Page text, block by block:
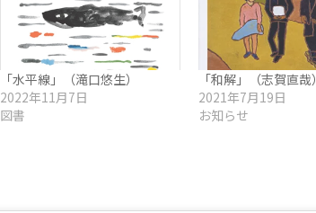
「水平線」（滝口悠生）
2022年11月7日
図書
「和解」（志賀直哉）
2021年7月19日
お知らせ